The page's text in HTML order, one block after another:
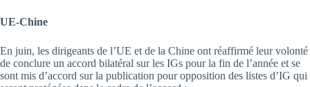
UE-Chine
En juin, les dirigeants de l’UE et de la Chine ont réaffirmé leur volonté
de conclure un accord bilatéral sur les IGs pour la fin de l’année et se
sont mis d’accord sur la publication pour opposition des listes d’IG qui